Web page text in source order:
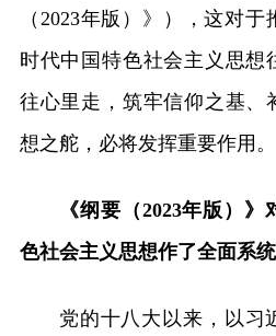
（2023年版）》），这对
时代中国特色社会主义思想
往心里走，筑牢信仰之基、
想之舵，必将发挥重要作用。
《纲要（2023年版）
色社会主义思想作了全面系
党的十八大以来，以习